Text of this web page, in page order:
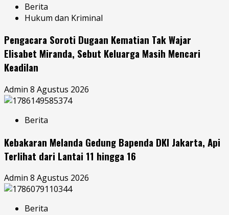
Berita
Hukum dan Kriminal
Pengacara Soroti Dugaan Kematian Tak Wajar
Elisabet Miranda, Sebut Keluarga Masih Mencari
Keadilan
Admin 8 Agustus 2026
Berita
Kebakaran Melanda Gedung Bapenda DKI Jakarta, Api
Terlihat dari Lantai 11 hingga 16
Admin 8 Agustus 2026
Berita